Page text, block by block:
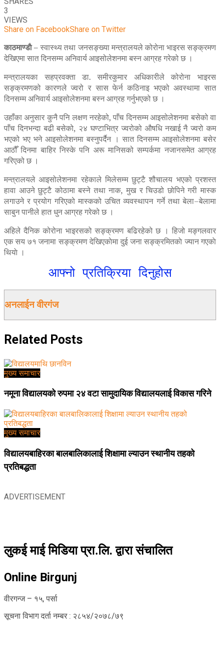
3
VIEWS
Share on FacebookShare on Twitter
काठमाण्डाै – स्वास्थ्य तथा जनसङ्ख्या मन्त्रालयले कोरोना भाइरस सङ्क्रमण
देखिएमा सात दिनसम्म अनिवार्य आइसोलेशनमा बस्न आग्रह गरेको छ ।
मन्त्रालयका सहप्रवक्ता डा. समीरकुमार अधिकारीले कोरोना भाइरस
सङ्क्रमणको कारणले ज्वरो र सास फेर्न कठिनाइ भएको अवस्थामा सात
दिनसम्म अनिवार्य आइसोलेशनमा बस्न आग्रह गर्नुभएको छ ।
उहाँका अनुसार कुनै पनि लक्षण नरहेको, पाँच दिनसम्म आइसोलेशनमा बसेको वा
पाँच दिनभन्दा बढी बसेको, २४ घण्टाभित्र ज्वरोको औषधि नखाई नै ज्वरो कम
भएको भए भने आइसोलेशनमा बस्नुपर्दैन । सात दिनसम्म आइसोलेशनमा बसेर
आठौँ दिनमा बाहिर निस्के पनि अरू मानिसको सम्पर्कमा नजानसमेत आग्रह
गरिएको छ ।
मन्त्रालयले आइसोलेशनमा रहेकाले मिलेसम्म छुट्टै शौचालय भएको प्रशस्त
हावा आउने छुट्टै कोठामा बस्ने तथा नाक, मुख र चिउडो छोपिने गरी मास्क
लगाउने र प्रयोग गरिएको मास्कको उचित व्यवस्थापन गर्ने तथा बेला–बेलामा
साबुन पानीले हात धुन आग्रह गरेको छ ।
अहिले दैनिक कोरोना भाइरसको सङ्क्रमण बढिरहेको छ । हिजो मङ्गलवार
एक सय ७१ जनामा सङ्क्रमण देखिएकाेमा दुई जना सङ्क्रमितकाे ज्यान गएकाे
थियाे ।
आफ्नो प्रतिक्रिया दिनुहोस
अनलाईन वीरगंज
Related Posts
मुख्य समाचार
नमूना विद्यालयको रुपमा २४ वटा सामुदायिक विद्यालयलाई विकास गरिने
मुख्य समाचार
विद्यालयबाहिरका बालबालिकालाई शिक्षामा ल्याउन स्थानीय तहको
प्रतिबद्धता
ADVERTISEMENT
लुकई माई मिडिया प्रा.लि. द्वारा संचालित
Online Birgunj
वीरगन्ज – १५, पर्सा
सूचना विभाग दर्ता नम्बर : २८५४/२०७८/७९